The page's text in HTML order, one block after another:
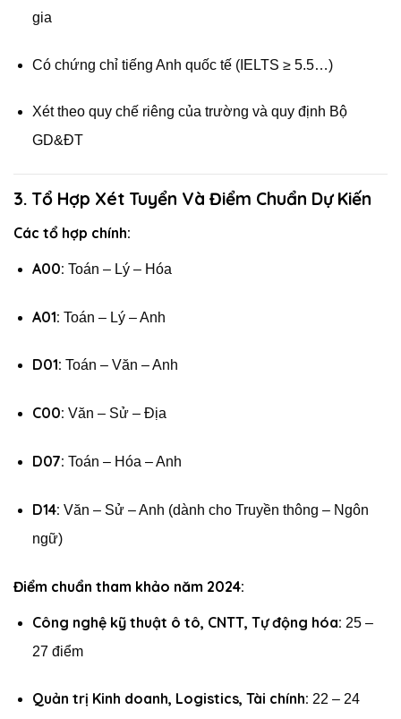
gia
Có chứng chỉ tiếng Anh quốc tế (IELTS ≥ 5.5…)
Xét theo quy chế riêng của trường và quy định Bộ
GD&ĐT
3. Tổ Hợp Xét Tuyển Và Điểm Chuẩn Dự Kiến
Các tổ hợp chính:
A00: Toán – Lý – Hóa
A01: Toán – Lý – Anh
D01: Toán – Văn – Anh
C00: Văn – Sử – Địa
D07: Toán – Hóa – Anh
D14: Văn – Sử – Anh (dành cho Truyền thông – Ngôn
ngữ)
Điểm chuẩn tham khảo năm 2024:
Công nghệ kỹ thuật ô tô, CNTT, Tự động hóa: 25 –
27 điểm
Quản trị Kinh doanh, Logistics, Tài chính: 22 – 24